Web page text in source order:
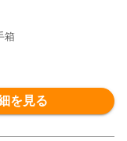
ワイン 辛口 750ml
箱
を見る